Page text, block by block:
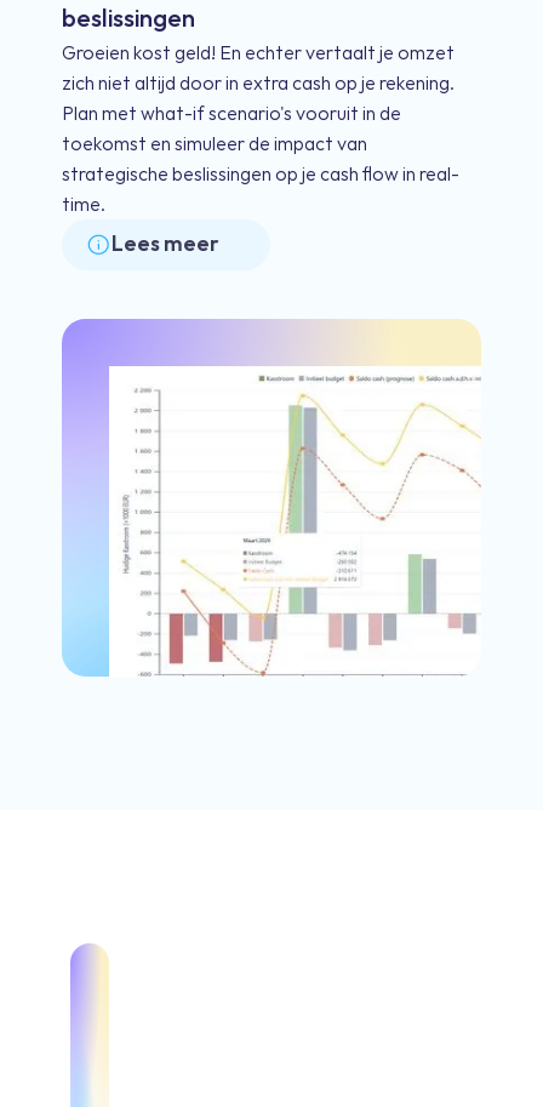
beslissingen
Groeien kost geld! En echter vertaalt je omzet
zich niet altijd door in extra cash op je rekening.
Plan met what-if scenario's vooruit in de
toekomst en simuleer de impact van
strategische beslissingen op je cash flow in real-
time.
Lees meer